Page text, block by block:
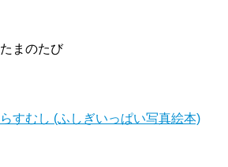
まのたび
すむし (ふしぎいっぱい写真絵本)